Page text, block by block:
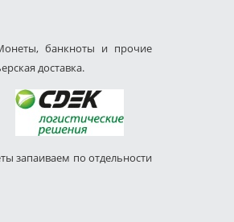
банкноты и прочие
доставка.
запаиваем по отдельности